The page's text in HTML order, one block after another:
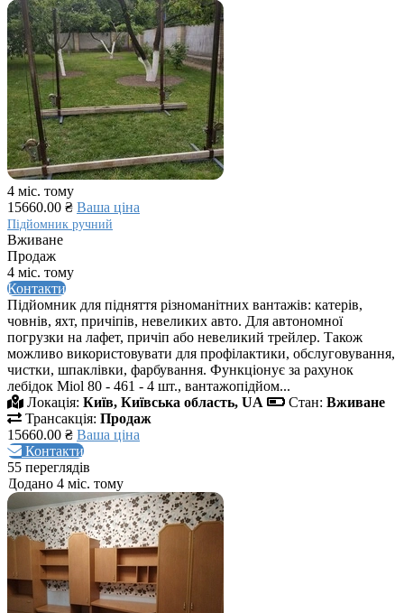
4 міс. тому
15660.00 ₴ Ваша ціна
Підйомник ручний
Вживане
Продаж
4 міс. тому
Контакти
Підйомник для підняття різноманітних вантажів: катерів,
човнів, яхт, причіпів, невеликих авто. Для автономної
погрузки на лафет, причіп або невеликий трейлер. Також
можливо використовувати для профілактики, обслуговування,
чистки, шпаклівки, фарбування. Функціонує за рахунок
лебідок Miol 80 - 461 - 4 шт., вантажопідйом...
Локація: Київ, Київська область, UA Стан: Вживане
Трансакція: Продаж
15660.00 ₴ Ваша ціна
Контакти
55 переглядів
Додано 4 міс. тому